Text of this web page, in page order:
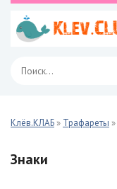
Клёв.КЛАБ » Трафареты »
Знаки